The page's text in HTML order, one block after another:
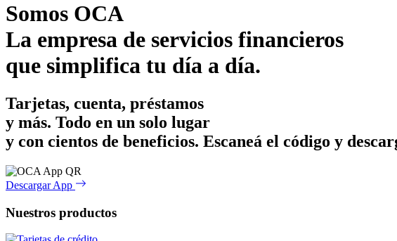
Somos OCA
La empresa de servicios financieros
que simplifica tu día a día.
Tarjetas, cuenta, préstamos
y más. Todo en un solo lugar
y con cientos de beneficios. Escaneá el código y
Descargar App
Nuestros productos